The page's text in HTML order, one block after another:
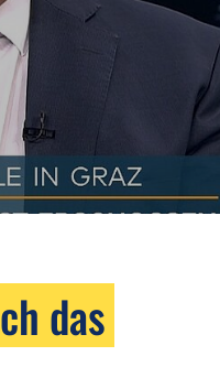
das